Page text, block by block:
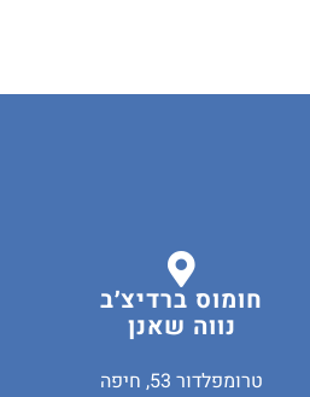
חומוס ברדיצ׳ב
נווה שאנן
טרומפלדור 53, חיפה